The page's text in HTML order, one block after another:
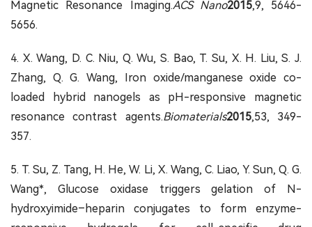
Magnetic Resonance Imaging.ACS Nano2015,9, 5646-
5656.
4. X. Wang, D. C. Niu, Q. Wu, S. Bao, T. Su, X. H. Liu, S. J.
Zhang, Q. G. Wang, Iron oxide/manganese oxide co-
loaded hybrid nanogels as pH-responsive magnetic
resonance contrast agents.Biomaterials2015,53, 349-
357.
5. T. Su, Z. Tang, H. He, W. Li, X. Wang, C. Liao, Y. Sun, Q. G.
Wang*, Glucose oxidase triggers gelation of N-
hydroxyimide–heparin conjugates to form enzyme-